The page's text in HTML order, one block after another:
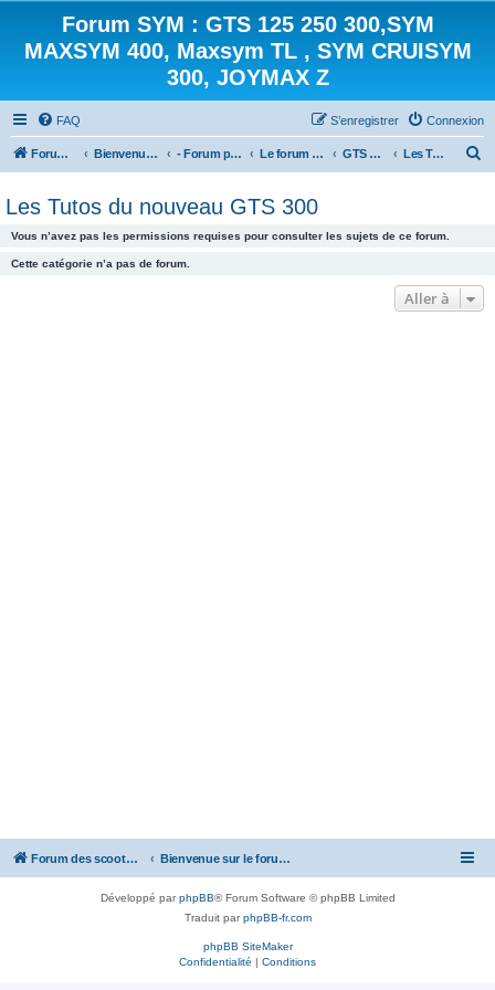
Forum SYM : GTS 125 250 300,SYM
MAXSYM 400, Maxsym TL , SYM CRUISYM
300, JOYMAX Z
FAQ Connexion
S’enregistrer
Forum des scooters SYM - GTS -MAXSYM - CRUISYM - JOYMAX - Maxsym TL Bienvenue sur le forum des scooters de la gamme SYM - Forum principal - Le forum des Scooters SYM GTS 300 2012 Les Tutos du nouveau GTS 300
r
c
Les Tutos du nouveau GTS 300
Vous n’avez pas les permissions requises pour consulter les sujets de ce forum.
Cette catégorie n’a pas de forum.
Aller à
Forum des scooters SYM - GTS -MAXSYM - CRUISYM - JOYMAX - Maxsym TL Bienvenue sur le forum des scooters de la gamme SYM
Développé parphpBB® Forum Software © phpBB Limited
Traduit parphpBB-fr.com
phpBB SiteMaker
Confidentialité | Conditions